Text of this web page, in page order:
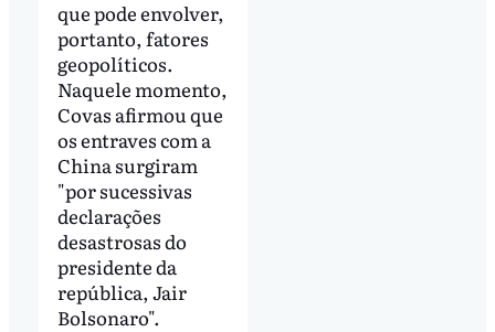
que pode envolver,
portanto, fatores
geopolíticos.
Naquele momento,
Covas afirmou que
os entraves com a
China surgiram
"por sucessivas
declarações
desastrosas do
presidente da
república, Jair
Bolsonaro".